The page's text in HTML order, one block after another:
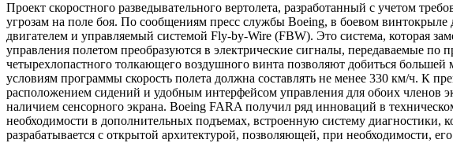
Проект скоростного разведывательного вертолета, разработанный с учетом
угрозам на поле боя. По сообщениям пресс службы Boeing, в боевом
двигателем и управляемый системой Fly-by-Wire (FBW). Это система, которая
управления полетом преобразуются в электрические сигналы, передаваемые
четырехлопастного толкающего воздушного винта позволяют добиться
условиям программы скорость полета должна составлять не менее 330 км/ч. К
расположением сидений и удобным интерфейсом управления для обоих
наличием сенсорного экрана. Boeing FARA получил ряд инноваций в
необходимости в дополнительных подъемах, встроенную систему диагностики,
разрабатывается с открытой архитектурой, позволяющей, при необходимости,